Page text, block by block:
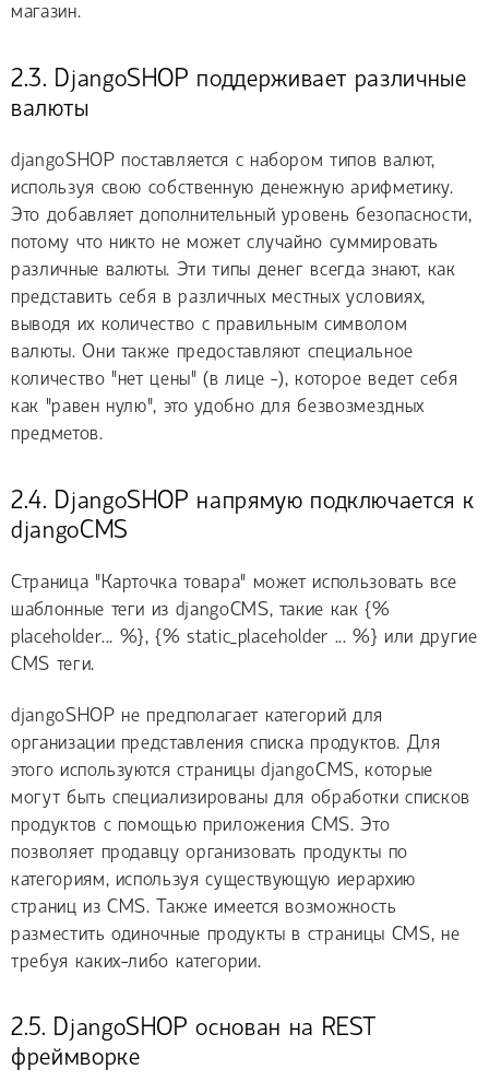
магазин.
2.3. DjangoSHOP поддерживает различные
валюты
djangoSHOP поставляется с набором типов валют,
используя свою собственную денежную арифметику.
Это добавляет дополнительный уровень безопасности,
потому что никто не может случайно суммировать
различные валюты. Эти типы денег всегда знают, как
представить себя в различных местных условиях,
выводя их количество с правильным символом
валюты. Они также предоставляют специальное
количество "нет цены" (в лице -), которое ведет себя
как "равен нулю", это удобно для безвозмездных
предметов.
2.4. DjangoSHOP напрямую подключается к
djangoCMS
Страница "Карточка товара" может использовать все
шаблонные теги из djangoCMS, такие как {%
placeholder... %}, {% static_placeholder ... %} или другие
CMS теги.
djangoSHOP не предполагает категорий для
организации представления списка продуктов. Для
этого используются страницы djangoCMS, которые
могут быть специализированы для обработки списков
продуктов с помощью приложения CMS. Это
позволяет продавцу организовать продукты по
категориям, используя существующую иерархию
страниц из CMS. Также имеется возможность
разместить одиночные продукты в страницы CMS, не
требуя каких-либо категории.
2.5. DjangoSHOP основан на REST
фреймворке